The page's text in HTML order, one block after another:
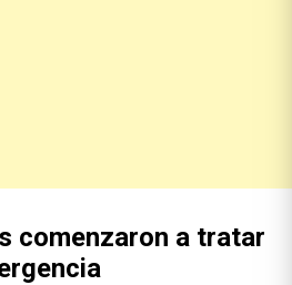
comenzaron a tratar